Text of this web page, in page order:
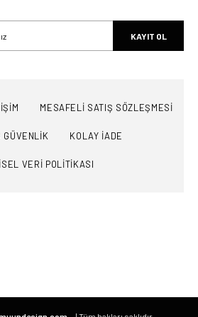
KAYIT OL
MESAFELİ SATIŞ SÖZLEŞMESİ
KOLAY İADE
VERİ POLİTİKASI